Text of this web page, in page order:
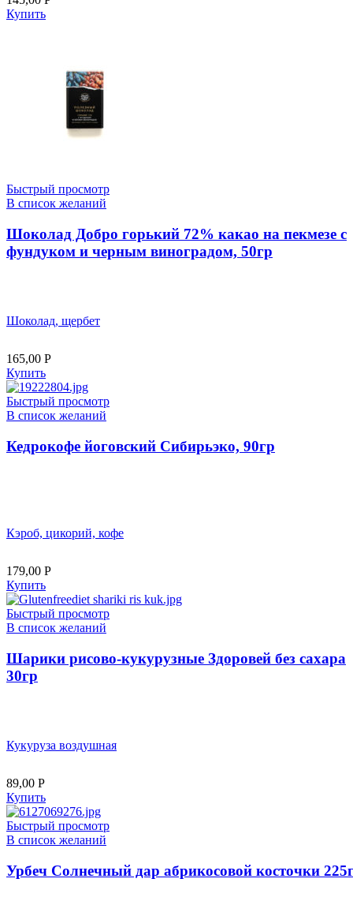
Купить
Быстрый просмотр
В список желаний
Шоколад Добро горький 72% какао на пекмезе с
фундуком и черным виноградом, 50гр
Шоколад, щербет
165,00 Р
Купить
Быстрый просмотр
В список желаний
Кедрокофе йоговский Сибирьэко, 90гр
Кэроб, цикорий, кофе
179,00 Р
Купить
Быстрый просмотр
В список желаний
Шарики рисово-кукурузные Здоровей без сахара
30гр
Кукуруза воздушная
89,00 Р
Купить
Быстрый просмотр
В список желаний
Урбеч Солнечный дар абрикосовой косточки